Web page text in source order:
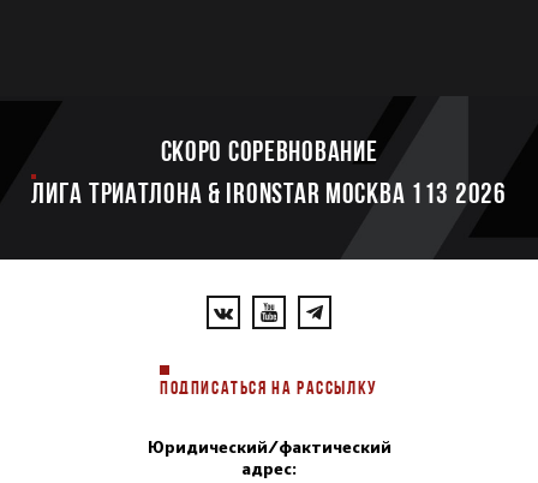
Скоро соревнование
ЛИГА ТРИАТЛОНА & IRONSTAR МОСКВА 113 2026
ПОДПИСАТЬСЯ НА РАССЫЛКУ
Юридический/фактический
адрес: